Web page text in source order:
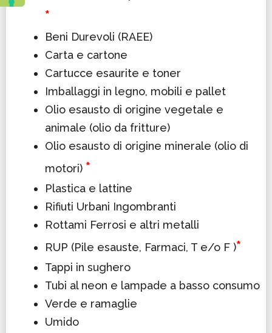
*
Beni Durevoli (RAEE)
Carta e cartone
Cartucce esaurite e toner
Imballaggi in legno, mobili e pallet
Olio esausto di origine vegetale e
animale (olio da fritture)
Olio esausto di origine minerale (olio di
motori) *
Plastica e lattine
Rifiuti Urbani Ingombranti
Rottami Ferrosi e altri metalli
RUP (Pile esauste, Farmaci, T e/o F )*
Tappi in sughero
Tubi al neon e lampade a basso consumo
Verde e ramaglie
Umido